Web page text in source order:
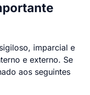
imparcial e
e externo. Se
aos seguintes